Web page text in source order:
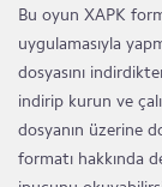
Bu oyun XAPK
uygulamasıyla
dosyasını
indirip kurun ve
dosyanın üzerine
formatı hakkında